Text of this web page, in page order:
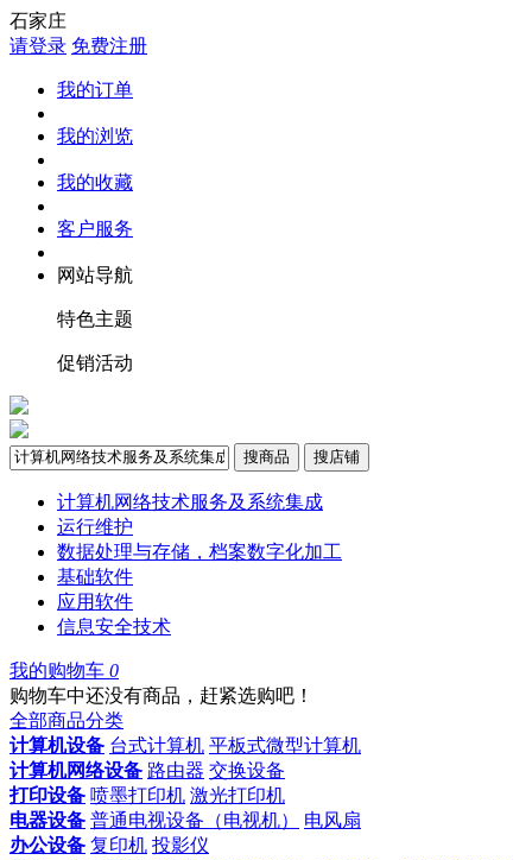
石家庄
请登录 免费注册
我的订单
我的浏览
我的收藏
客户服务
网站导航
特色主题
促销活动
搜商品 搜店铺
计算机网络技术服务及系统集成
运行维护
数据处理与存储，档案数字化加工
基础软件
应用软件
信息安全技术
我的购物车 0
购物车中还没有商品，赶紧选购吧！
全部商品分类
计算机设备 台式计算机 平板式微型计算机
计算机网络设备 路由器 交换设备
打印设备 喷墨打印机 激光打印机
电器设备 普通电视设备（电视机）
电风扇
办公设备 复印机 投影仪